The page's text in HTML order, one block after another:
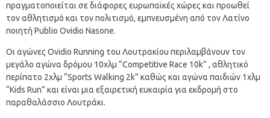
πραγματοποιείται σε διάφορες ευρωπαϊκές χώρες και προωθεί
τον αθλητισμό και τον πολιτισμό, εμπνευσμένη από τον Λατίνο
ποιητή Publio Ovidio Nasone.
Οι αγώνες Ovidio Running του Λουτρακίου περιλαμβάνουν τον
μεγάλο αγώνα δρόμου 10χλμ “Competitive Race 10k” , αθλητικό
περίπατο 2χλμ “Sports Walking 2k” καθώς και αγώνα παιδιών 1χλμ
“Kids Run” και είναι μια εξαιρετική ευκαιρία για εκδρομή στο
παραθαλάσσιο Λουτράκι.